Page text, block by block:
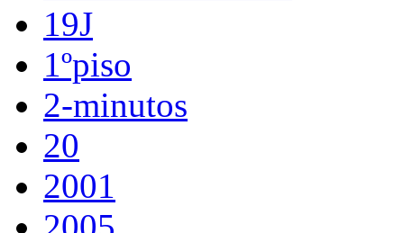
19J
1ºpiso
2-minutos
20
2001